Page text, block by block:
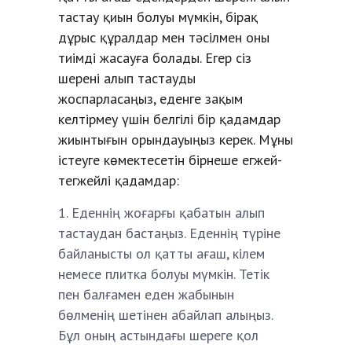
тастау қиын болуы мүмкін, бірақ
дұрыс құралдар мен тәсілмен оны
тиімді жасауға болады. Егер сіз
шерені алып тастауды
жоспарласаңыз, еденге зақым
келтірмеу үшін белгілі бір қадамдар
жиынтығын орындауыңыз керек. Мұны
істеуге көмектесетін бірнеше егжей-
тегжейлі қадамдар:
Еденнің жоғарғы қабатын алып
тастаудан бастаңыз. Еденнің түріне
байланысты ол қатты ағаш, кілем
немесе плитка болуы мүмкін. Тетік
пен балғамен еден жабынын
бөлменің шетінен абайлап алыңыз.
Бұл оның астындағы шереге қол